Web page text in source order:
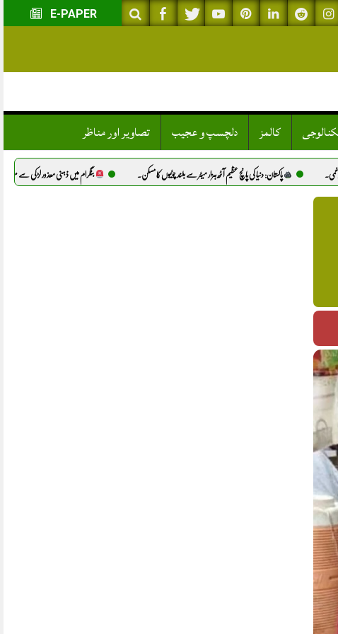
E-PAPER
کالمز دلچسپ و عجیب تصاویر اور مناظر
کی پانچ عظیم آٹھ ہزار میٹر سے بلند چوٹیوں کا مسکن. بٹگرام میں ذہنی معذور لڑکی سے مبینہ زیادتی، دو ملزمان گرفتار.